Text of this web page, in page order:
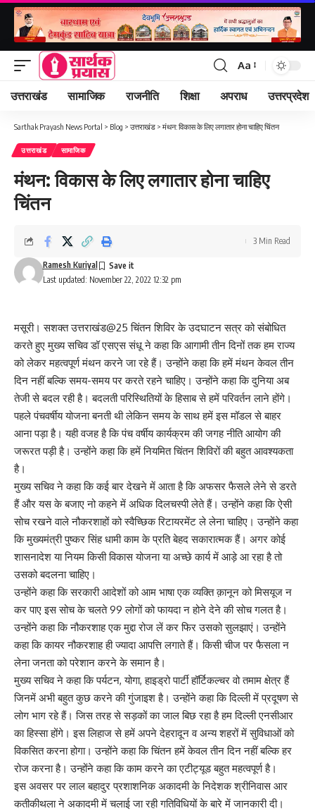
Font
Resizer
Aa
उत्तराखंड सामाजिक राजनीति शिक्षा अपराध उत्तरप्रदेश
Sarthak Prayash News Portal > Blog > उत्तराखंड > मंथन: विकास के लिए लगातार होना चाहिए चिंतन
उत्तराखंड सामाजिक
मंथन: विकास के लिए लगातार होना चाहिए
चिंतन
Last updated: November 22, 2022 12:32 pm
Ramesh Kuriyal
3 Min Read
मसूरी। सशक्त उत्तराखंड@25 चिंतन शिविर के उदघाटन सत्र को संबोधित
करते हुए मुख्य सचिव डॉ एसएस संधू ने कहा कि आगामी तीन दिनों तक हम राज्य
को लेकर महत्वपूर्ण मंथन करने जा रहे हैं। उन्होंने कहा कि हमें मंथन केवल तीन
दिन नहीं बल्कि समय-समय पर करते रहने चाहिए। उन्होंने कहा कि दुनिया अब
तेजी से बदल रही है। बदलती परिस्थितियों के हिसाब से हमें परिवर्तन लाने होंगे।
पहले पंचवर्षीय योजना बनती थी लेकिन समय के साथ हमें इस मॉडल से बाहर
आना पड़ा है। यही वजह है कि पंच वर्षीय कार्यक्रम की जगह नीति आयोग की
जरूरत पड़ी है। उन्होंने कहा कि हमें नियमित चिंतन शिविरों की बहुत आवश्यकता
है।
मुख्य सचिव ने कहा कि कई बार देखने में आता है कि अफसर फैसले लेने से डरते
हैं और यस के बजाए नो कहने में अधिक दिलचस्पी लेते हैं। उन्होंने कहा कि ऐसी
सोच रखने वाले नौकरशाहों को स्वैच्छिक रिटायरमेंट ले लेना चाहिए। उन्होंने कहा
कि मुख्यमंत्री पुष्कर सिंह धामी काम के प्रति बेहद सकारात्मक हैं। अगर कोई
शासनादेश या नियम किसी विकास योजना या अच्छे कार्य में आड़े आ रहा है तो
उसको बदलना चाहिए।
उन्होंने कहा कि सरकारी आदेशों को आम भाषा एक व्यक्ति क़ानून को मिसयूज न
कर पाए इस सोच के चलते 99 लोगों को फायदा न होने देने की सोच गलत है।
उन्होंने कहा कि नौकरशाह एक मुद्दा रोज लें कर फिर उसको सुलझाएं। उन्होंने
कहा कि कायर नौकरशाह ही ज्यादा आपत्ति लगाते हैं। किसी चीज पर फैसला न
लेना जनता को परेशान करने के समान है।
मुख्य सचिव ने कहा कि पर्यटन, योगा, हाइड्रो पार्टी हॉर्टिकल्चर वो तमाम क्षेत्र हैं
जिनमें अभी बहुत कुछ करने की गुंजाइश है। उन्होंने कहा कि दिल्ली में प्रदूषण से
लोग भाग रहे हैं। जिस तरह से सड़कों का जाल बिछ रहा है हम दिल्ली एनसीआर
का हिस्सा होंगे। इस लिहाज से हमें अपने देहरादून व अन्य शहरों में सुविधाओं को
विकसित करना होगा। उन्होंने कहा कि चिंतन हमें केवल तीन दिन नहीं बल्कि हर
रोज करना है। उन्होंने कहा कि काम करने का एटीट्यूड बहुत महत्वपूर्ण है।
इस अवसर पर लाल बहादुर प्रशाशनिक अकादमी के निदेशक श्रीनिवास आर
कतीकीथला ने अकादमी में चलाई जा रही गतिविधियों के बारे में जानकारी दी।